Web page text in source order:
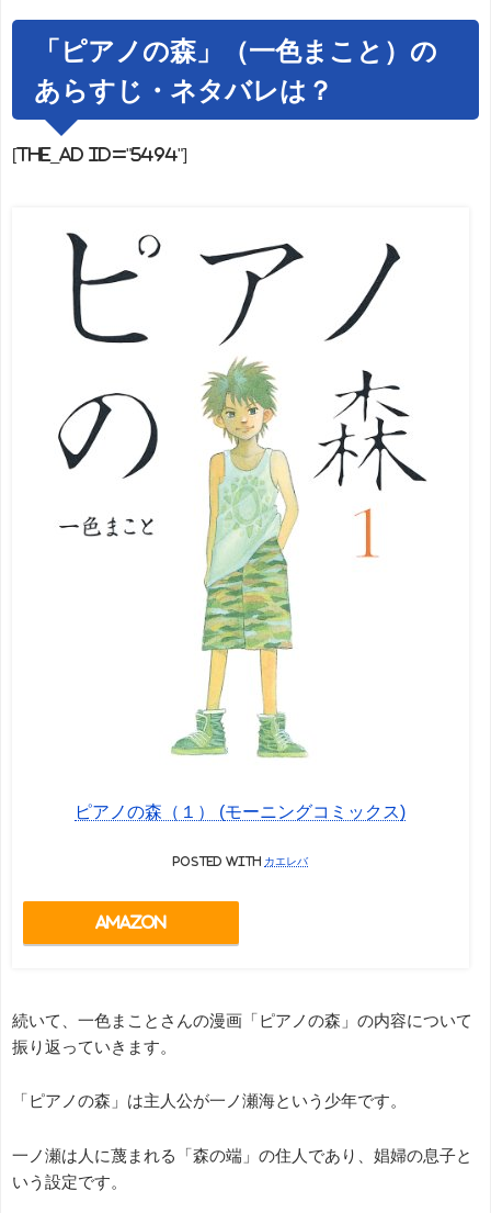
「ピアノの森」（一色まこと）の
あらすじ・ネタバレは？
[the_ad id="5494"]
ピアノの森（１） (モーニングコミックス)
posted with カエレバ
Amazon
続いて、一色まことさんの漫画「ピアノの森」の内容について
振り返っていきます。
「ピアノの森」は主人公が一ノ瀬海という少年です。
一ノ瀬は人に蔑まれる「森の端」の住人であり、娼婦の息子と
いう設定です。